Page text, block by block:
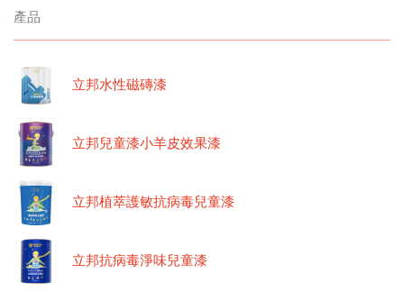
產品
立邦水性磁磚漆
立邦兒童漆小羊皮效果漆
立邦植萃護敏抗病毒兒童漆
立邦抗病毒淨味兒童漆